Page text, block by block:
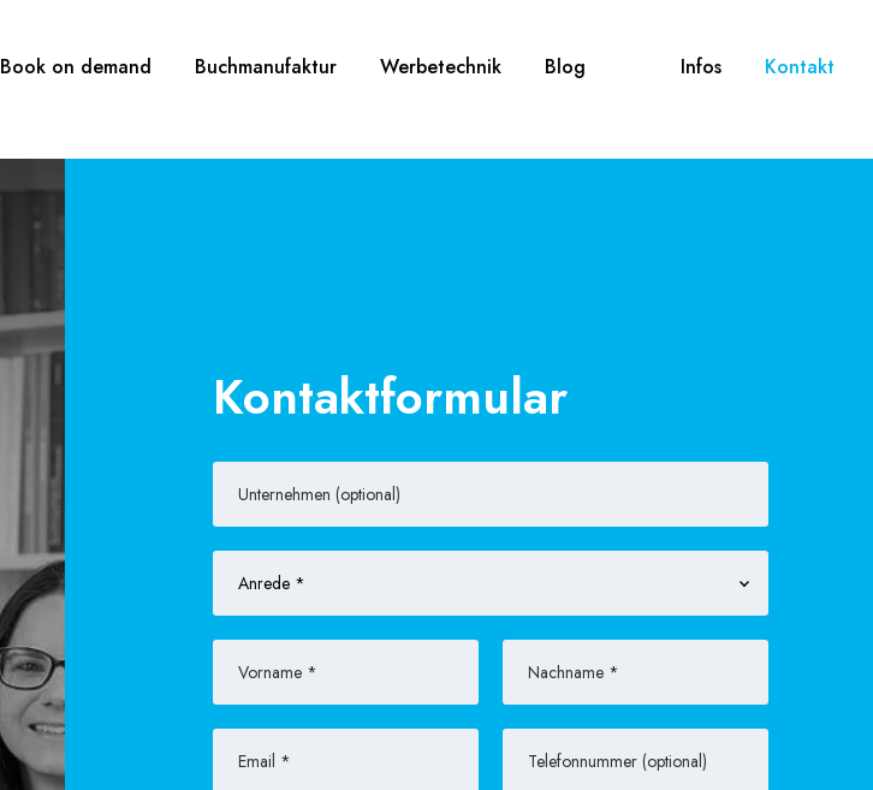
Book on demand Buchmanufaktur Werbetechnik Blog Infos Kontakt
Kontaktformular